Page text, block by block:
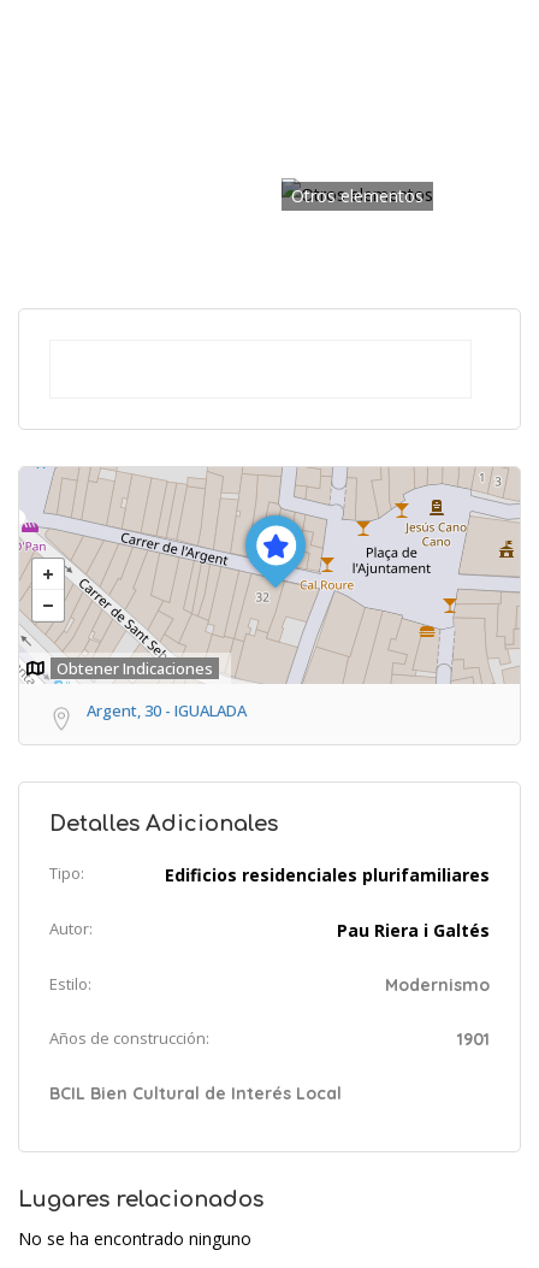
Otros elementos
Obtener Indicaciones
Argent, 30 - IGUALADA
Detalles Adicionales
Tipo: Edificios residenciales plurifamiliares
Autor: Pau Riera i Galtés
Estilo: Modernismo
Años de construcción: 1901
BCIL Bien Cultural de Interés Local
Lugares relacionados
No se ha encontrado ninguno